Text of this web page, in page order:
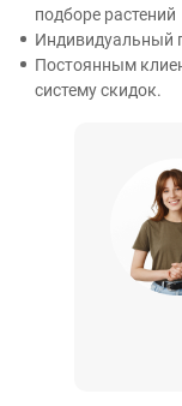
подборе растений
Индивидуальный
Постоянным
систему скидок.